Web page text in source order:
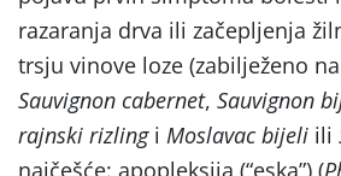
razaranja drva ili začepljenja
trsju vinove loze (zabilježeno
Sauvignon cabernet, Sauvignon
rajnski rizlingi Moslavac bijeli ili
najčešće: apopleksija (“eska”) (